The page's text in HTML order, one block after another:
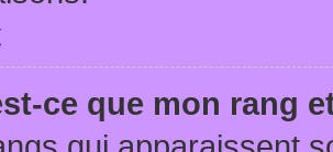
ce que mon rang